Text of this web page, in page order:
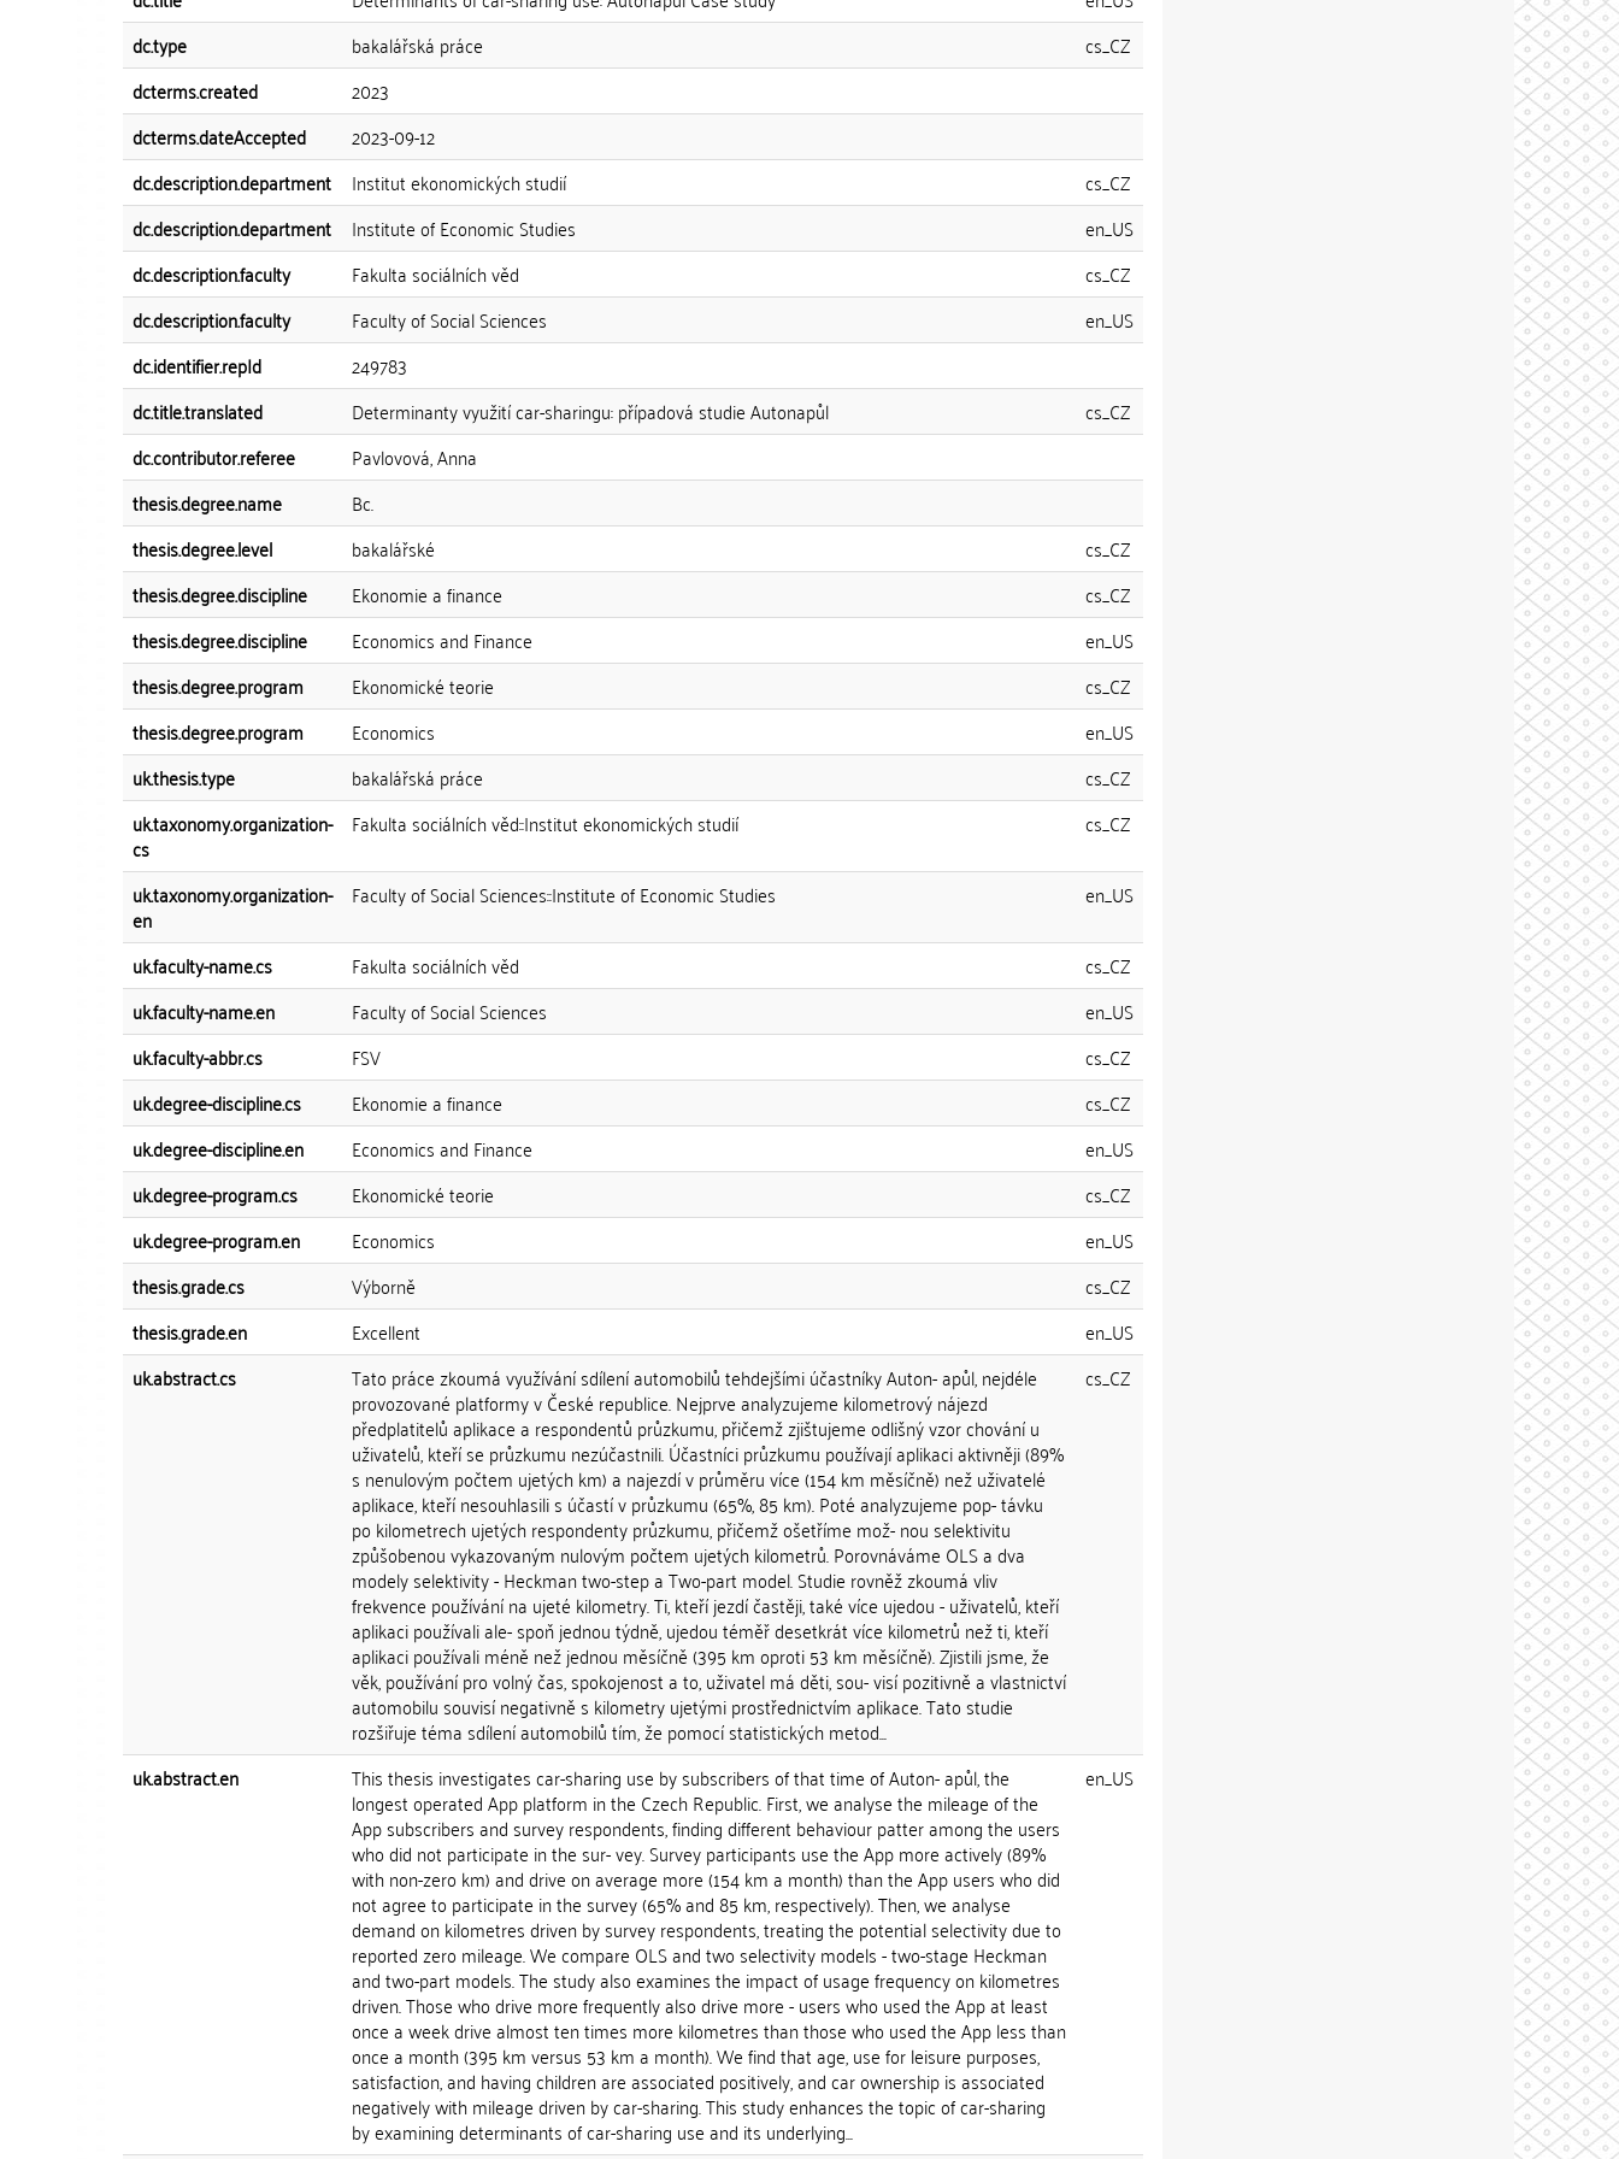
dc.type
bakalářská práce
cs_CZ
dcterms.created
2023
dcterms.dateAccepted
2023-09-12
dc.description.department
Institut ekonomických studií
cs_CZ
dc.description.department
Institute of Economic Studies
en_US
dc.description.faculty
Fakulta sociálních věd
cs_CZ
dc.description.faculty
Faculty of Social Sciences
en_US
dc.identifier.repId
249783
dc.title.translated
Determinanty využití car-sharingu: případová studie Autonapůl
cs_CZ
dc.contributor.referee
Pavlovová, Anna
thesis.degree.name
Bc.
thesis.degree.level
bakalářské
cs_CZ
thesis.degree.discipline
Ekonomie a finance
cs_CZ
thesis.degree.discipline
Economics and Finance
en_US
thesis.degree.program
Ekonomické teorie
cs_CZ
thesis.degree.program
Economics
en_US
uk.thesis.type
bakalářská práce
cs_CZ
uk.taxonomy.organization-
cs
Fakulta sociálních věd::Institut ekonomických studií cs_CZ
uk.taxonomy.organization-
en
Faculty of Social Sciences::Institute of Economic Studies en_US
uk.faculty-name.cs Fakulta sociálních věd
cs_CZ
uk.faculty-name.en
Faculty of Social Sciences
en_US
uk.faculty-abbr.cs
FSV
cs_CZ
uk.degree-discipline.cs
Ekonomie a finance
cs_CZ
uk.degree-discipline.en
Economics and Finance
en_US
uk.degree-program.cs
Ekonomické teorie
cs_CZ
uk.degree-program.en
Economics
en_US
thesis.grade.cs
Výborně
cs_CZ
thesis.grade.en
Excellent
en_US
uk.abstract.cs
Tato práce zkoumá využívání sdílení automobilů tehdejšími účastníky Auton- apůl, nejdéle
provozované platformy v České republice. Nejprve analyzujeme kilometrový nájezd
předplatitelů aplikace a respondentů průzkumu, přičemž zjištujeme odlišný vzor chování u
uživatelů, kteří se průzkumu nezúčastnili. Účastníci průzkumu používají aplikaci aktivněji (89%
s nenulovým počtem ujetých km) a najezdí v průměru více (154 km měsíčně) než uživatelé
aplikace, kteří nesouhlasili s účastí v průzkumu (65%, 85 km). Poté analyzujeme pop- távku
po kilometrech ujetých respondenty průzkumu, přičemž ošetříme mož- nou selektivitu
způšobenou vykazovaným nulovým počtem ujetých kilometrů. Porovnáváme OLS a dva
modely selektivity - Heckman two-step a Two-part model. Studie rovněž zkoumá vliv
frekvence používání na ujeté kilometry. Ti, kteří jezdí častěji, také více ujedou - uživatelů, kteří
aplikaci používali ale- spoň jednou týdně, ujedou téměř desetkrát více kilometrů než ti, kteří
aplikaci používali méně než jednou měsíčně (395 km oproti 53 km měsíčně). Zjistili jsme, že
věk, používání pro volný čas, spokojenost a to, uživatel má děti, sou- visí pozitivně a vlastnictví
automobilu souvisí negativně s kilometry ujetými prostřednictvím aplikace. Tato studie
rozšiřuje téma sdílení automobilů tím, že pomocí statistických metod...
cs_CZ
uk.abstract.en This thesis investigates car-sharing use by subscribers of that time of Auton- apůl, the
longest operated App platform in the Czech Republic. First, we analyse the mileage of the
App subscribers and survey respondents, finding different behaviour patter among the users
who did not participate in the sur- vey. Survey participants use the App more actively (89%
with non-zero km) and drive on average more (154 km a month) than the App users who did
not agree to participate in the survey (65% and 85 km, respectively). Then, we analyse
demand on kilometres driven by survey respondents, treating the potential selectivity due to
reported zero mileage. We compare OLS and two selectivity models - two-stage Heckman
and two-part models. The study also examines the impact of usage frequency on kilometres
driven. Those who drive more frequently also drive more - users who used the App at least
once a week drive almost ten times more kilometres than those who used the App less than
once a month (395 km versus 53 km a month). We find that age, use for leisure purposes,
satisfaction, and having children are associated positively, and car ownership is associated
negatively with mileage driven by car-sharing. This study enhances the topic of car-sharing
by examining determinants of car-sharing use and its underlying...
en_US